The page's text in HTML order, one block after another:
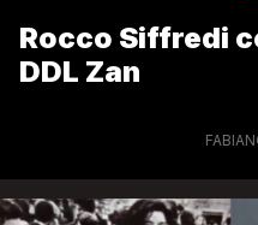
Rocco Siffredi
DDL Zan